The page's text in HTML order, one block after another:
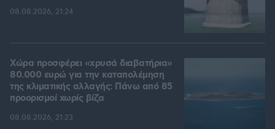
08.08.2026, 21:24
Χώρα προσφέρει «χρυσά διαβατήρια»
80.000 ευρώ για την καταπολέμηση
της κλιματικής αλλαγής: Πάνω από 85
προορισμοί χωρίς βίζα
08.08.2026, 21:23